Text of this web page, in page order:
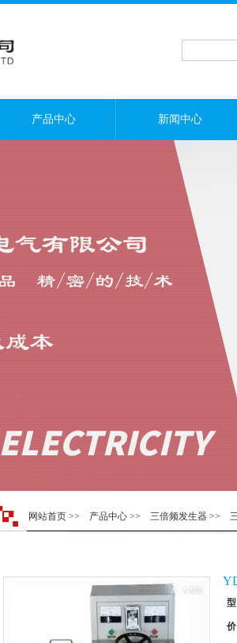
产品中心 新闻中心
网站首页 >> 产品中心 >> 三倍频发生器 >>